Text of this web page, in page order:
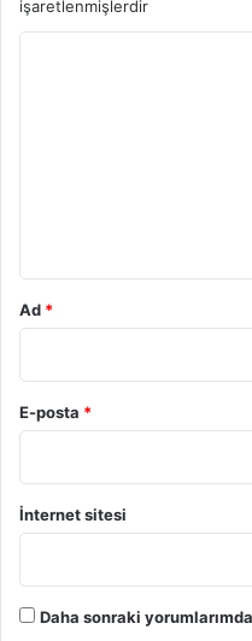
işaretlenmişlerdir
Ad *
E-posta *
İnternet sitesi
Daha sonraki